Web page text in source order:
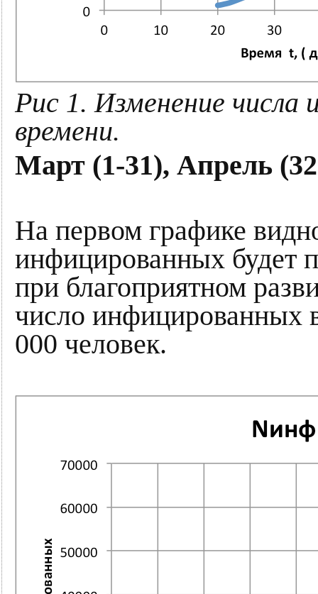
Рис 1. Изменение числа
времени.
Март (1-31), Апрель
На первом графике
инфицированных будет
при благоприятном
число инфицированных
000 человек.